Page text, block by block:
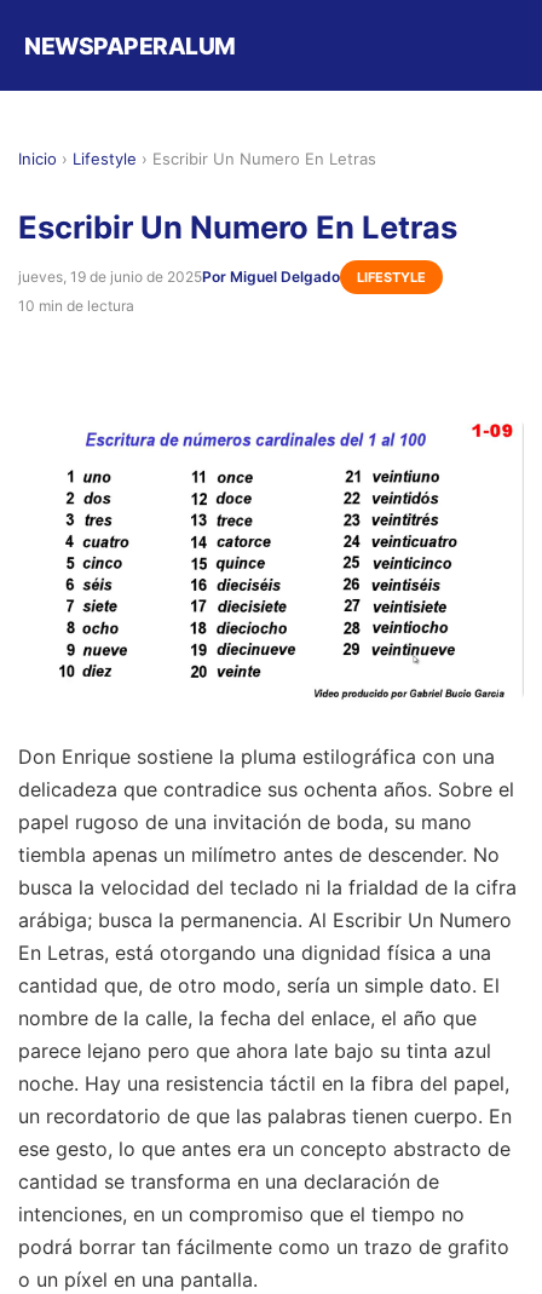
NEWSPAPERALUM
Inicio › Lifestyle › Escribir Un Numero En Letras
Escribir Un Numero En Letras
jueves, 19 de junio de 2025Por Miguel Delgado LIFESTYLE
10 min de lectura
Don Enrique sostiene la pluma estilográfica con una
delicadeza que contradice sus ochenta años. Sobre el
papel rugoso de una invitación de boda, su mano
tiembla apenas un milímetro antes de descender. No
busca la velocidad del teclado ni la frialdad de la cifra
arábiga; busca la permanencia. Al Escribir Un Numero
En Letras, está otorgando una dignidad física a una
cantidad que, de otro modo, sería un simple dato. El
nombre de la calle, la fecha del enlace, el año que
parece lejano pero que ahora late bajo su tinta azul
noche. Hay una resistencia táctil en la fibra del papel,
un recordatorio de que las palabras tienen cuerpo. En
ese gesto, lo que antes era un concepto abstracto de
cantidad se transforma en una declaración de
intenciones, en un compromiso que el tiempo no
podrá borrar tan fácilmente como un trazo de grafito
o un píxel en una pantalla.